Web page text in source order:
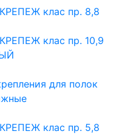
клас пр. 8,8
клас пр. 10,9
для полок
клас пр. 5,8